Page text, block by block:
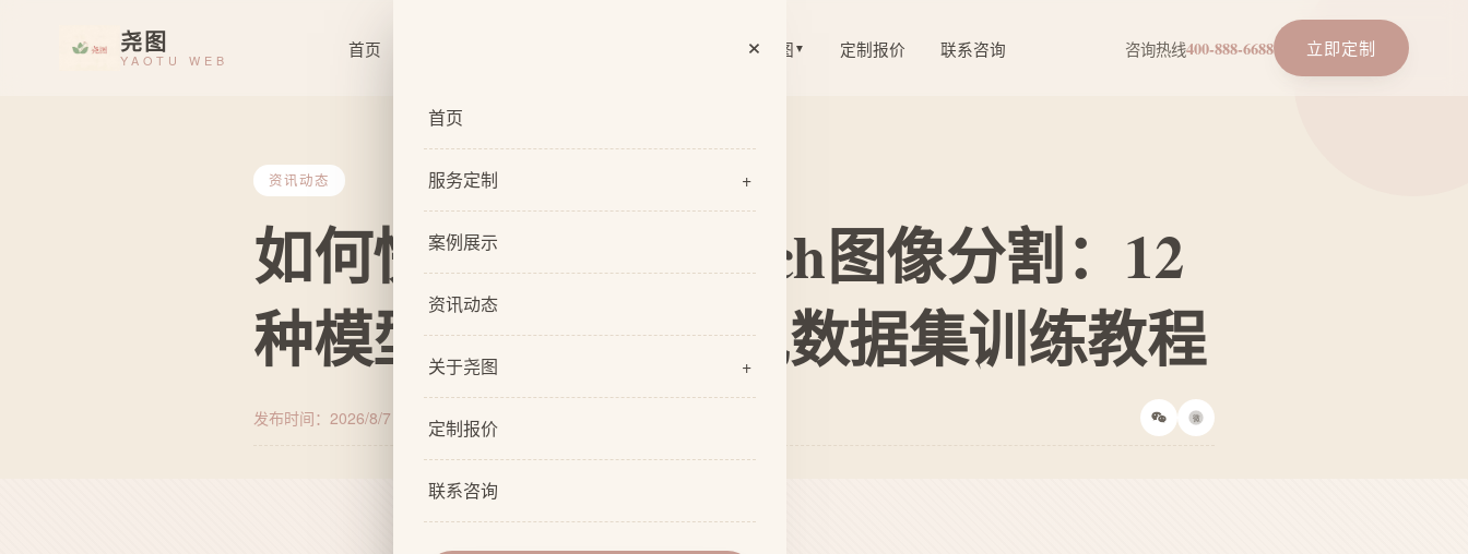
尧图
YAOTU WEB
首页 关于尧图 ▼ 定制报价 联系咨询 咨询热线400-888-6688 立即定制
×
首页
服务定制 +
服务总览
基础企业官网定制
自适应网站定制
网站原型设计
案例展示
资讯动态
关于尧图 +
关于我们
设计团队
定制报价
联系咨询
资讯动态
如何快速掌握PyTorch图像分割：12
种模型实战城市景观数据集训练教程
发布时间：2026/8/7 23:50:12来源：尧图企业网站定制 微